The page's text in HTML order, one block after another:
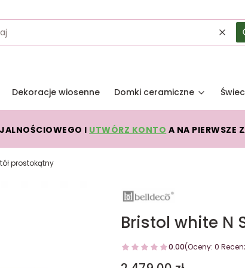
Dekoracje wiosenne Domki ceramiczne
I UTWÓRZ KONTO A NA PIERWSZE
prostokątny
Bristol white N
0.00(Oceny: 0